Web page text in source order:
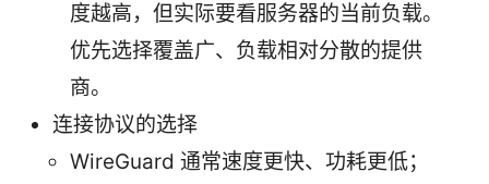
度越高，但实际要看服务器的当前负载。
优先选择覆盖广、负载相对分散的提供
商。
连接协议的选择
WireGuard 通常速度更快、功耗更低；